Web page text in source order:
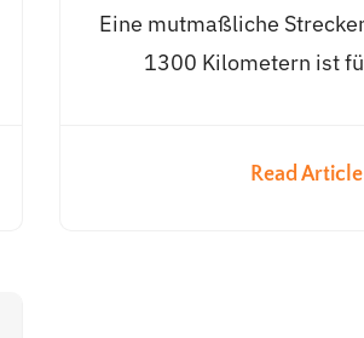
Eine mutmaßliche
1300 Kilometern ist
Read Article